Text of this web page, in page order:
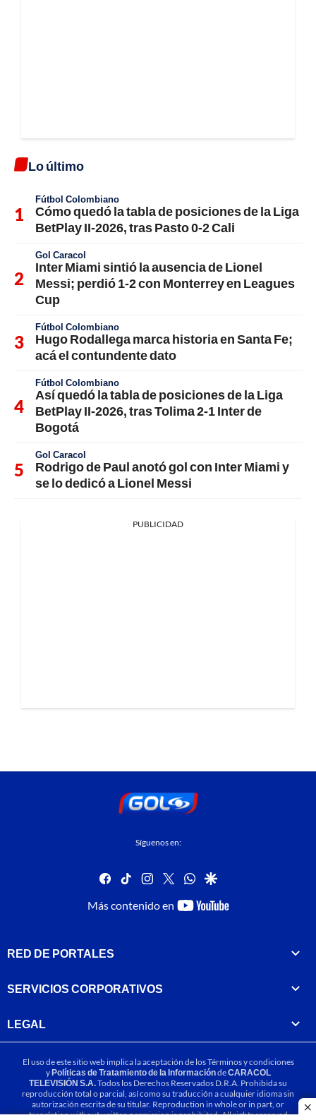
Lo último
Fútbol Colombiano
Cómo quedó la tabla de posiciones de la Liga
BetPlay II-2026, tras Pasto 0-2 Cali
Gol Caracol
Inter Miami sintió la ausencia de Lionel
Messi; perdió 1-2 con Monterrey en Leagues
Cup
Fútbol Colombiano
Hugo Rodallega marca historia en Santa Fe;
acá el contundente dato
Fútbol Colombiano
Así quedó la tabla de posiciones de la Liga
BetPlay II-2026, tras Tolima 2-1 Inter de
Bogotá
Gol Caracol
Rodrigo de Paul anotó gol con Inter Miami y
se lo dedicó a Lionel Messi
PUBLICIDAD
Síguenos en:
facebook
tiktok instagram
twitterwhatsapp
google
Más contenido en
youtube-
RED DE PORTALES
SERVICIOS CORPORATIVOS
LEGAL
El uso de este sitio web implica la aceptación de losTérminos y condiciones
yPolíticas de Tratamiento de la InformacióndeCARACOL
TELEVISIÓN S.A.Todos los Derechos Reservados D.R.A. Prohibida su
reproducción total o parcial, así como su traducción a cualquier idioma sin
autorización escrita de su titular. Reproduction in whole or in part, or
translation without written permission is prohibited. All rights reserved